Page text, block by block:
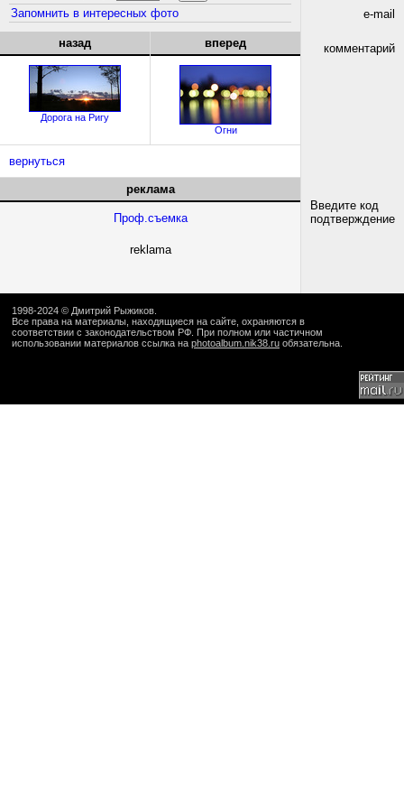
Запомнить в интересных фото
назад
Дорога на Ригу
вперед
Огни
вернуться
реклама
Проф.съемка
reklama
e-mail
комментарий
Введите код
подтверждение
1998-2024 © Дмитрий Рыжиков
Все права на материалы, находящиеся на сайте, охраняются в
соответствии с законодательством РФ. При полном или частичном
использовании материалов ссылка на photoalbum.nik38.ru обязательна.